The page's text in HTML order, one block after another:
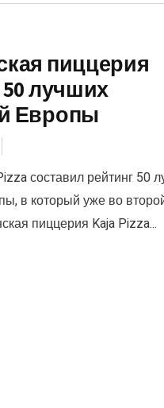
пиццерия
лучших
Европы
составил рейтинг 50
в который уже во
пиццерия ​​Kaja Pizza...